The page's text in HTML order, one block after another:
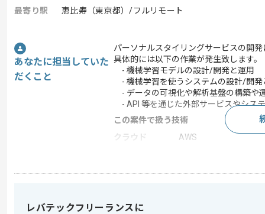
最寄り駅
恵比寿（東京都）/フルリモート
あなたに担当していた
だくこと
パーソナルスタイリングサービスの開
具体的には以下の作業が発生致します。
- 機械学習モデルの設計/開発と運用
- 機械学習を使うシステムの設計/開発
- データの可視化や解析基盤の構築や
- API 等を通じた外部サービスやシス
この案件で扱う技術
クラウド
AWS
この案件のポイント
特徴
レバテックフリーランスに